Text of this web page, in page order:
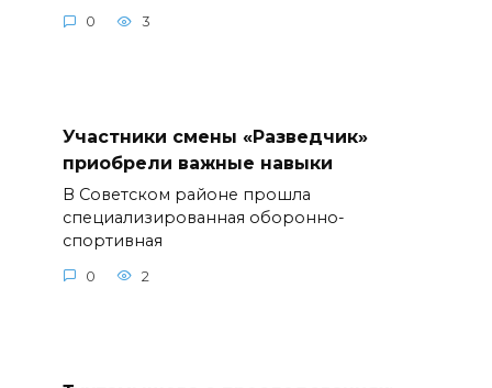
0 3
Участники смены «Разведчик»
приобрели важные навыки
В Советском районе прошла
специализированная оборонно-
спортивная
0 2